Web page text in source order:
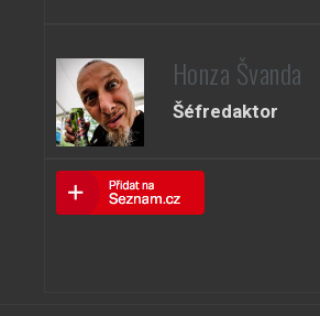
Honza Švanda
Šéfredaktor